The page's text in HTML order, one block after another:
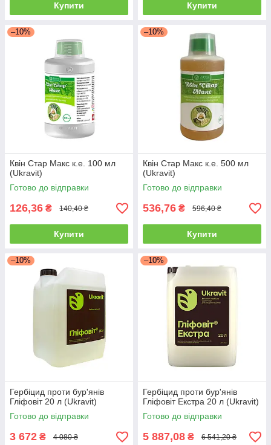
Купити Купити
–10%
Квін Стар Макс к.е. 100 мл
(Ukravit)
Готово до відправки
126,36 ₴ 140,40 ₴
Купити
–10%
Квін Стар Макс к.е. 500 мл
(Ukravit)
Готово до відправки
536,76 ₴ 596,40 ₴
Купити
–10%
Гербіцид проти бур'янів
Гліфовіт 20 л (Ukravit)
Готово до відправки
3 672 ₴ 4 080 ₴
–10%
Гербіцид проти бур'янів
Гліфовіт Екстра 20 л (Ukravit)
Готово до відправки
5 887,08 ₴ 6 541,20 ₴